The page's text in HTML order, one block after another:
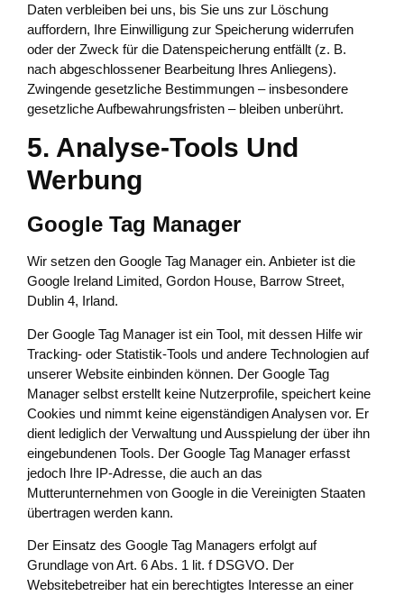
Daten verbleiben bei uns, bis Sie uns zur Löschung
auffordern, Ihre Einwilligung zur Speicherung widerrufen
oder der Zweck für die Datenspeicherung entfällt (z. B.
nach abgeschlossener Bearbeitung Ihres Anliegens).
Zwingende gesetzliche Bestimmungen – insbesondere
gesetzliche Aufbewahrungsfristen – bleiben unberührt.
5. Analyse-Tools Und
Werbung
Google Tag Manager
Wir setzen den Google Tag Manager ein. Anbieter ist die
Google Ireland Limited, Gordon House, Barrow Street,
Dublin 4, Irland.
Der Google Tag Manager ist ein Tool, mit dessen Hilfe wir
Tracking- oder Statistik-Tools und andere Technologien auf
unserer Website einbinden können. Der Google Tag
Manager selbst erstellt keine Nutzerprofile, speichert keine
Cookies und nimmt keine eigenständigen Analysen vor. Er
dient lediglich der Verwaltung und Ausspielung der über ihn
eingebundenen Tools. Der Google Tag Manager erfasst
jedoch Ihre IP-Adresse, die auch an das
Mutterunternehmen von Google in die Vereinigten Staaten
übertragen werden kann.
Der Einsatz des Google Tag Managers erfolgt auf
Grundlage von Art. 6 Abs. 1 lit. f DSGVO. Der
Websitebetreiber hat ein berechtigtes Interesse an einer